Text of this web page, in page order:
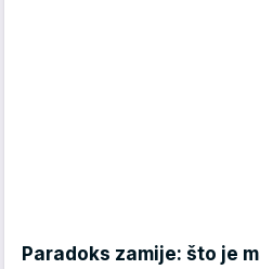
Paradoks zamije: što je